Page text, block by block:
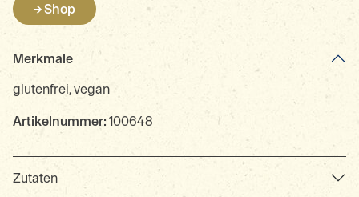
→ Shop
Merkmale
glutenfrei, vegan
Artikelnummer: 100648
Zutaten